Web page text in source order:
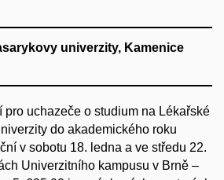
univerzity, Kamenice
pro uchazeče o studium na Lékařské
do akademického roku
v sobotu 18. ledna a ve středu 22.
Univerzitního kampusu v Brně –